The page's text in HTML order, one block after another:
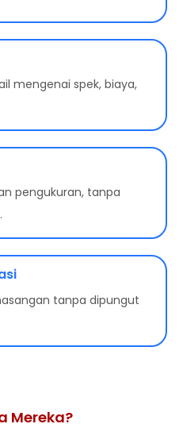
mengenai spek, biaya,
pengukuran, tanpa
tanpa dipungut
Mereka?